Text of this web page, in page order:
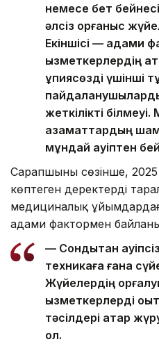
немесе бет
әлсіз қорғаныс
Екіншісі — адами
қызметкерлердің
құпиясөзді үшінші
жеткілікті
азаматтардың
мұндай қауіптен
Сарапшының сөзінше,
көптеген деректердің
медициналық
адами фактормен
— Сондықтан
техникаға ғана
Жүйелердің
қызметкерлерді
тәсілдері қатар
ол.